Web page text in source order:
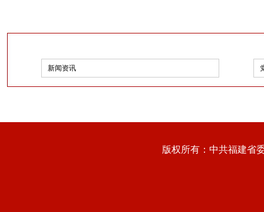
新闻资讯
版权所有：中共福建省